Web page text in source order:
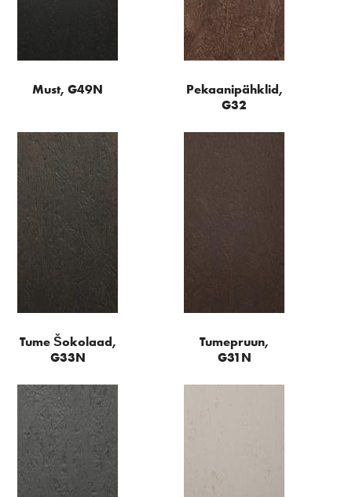
Must, G49N
Pekaanipähklid,
G32
Tume Šokolaad,
G33N
Tumepruun,
G31N